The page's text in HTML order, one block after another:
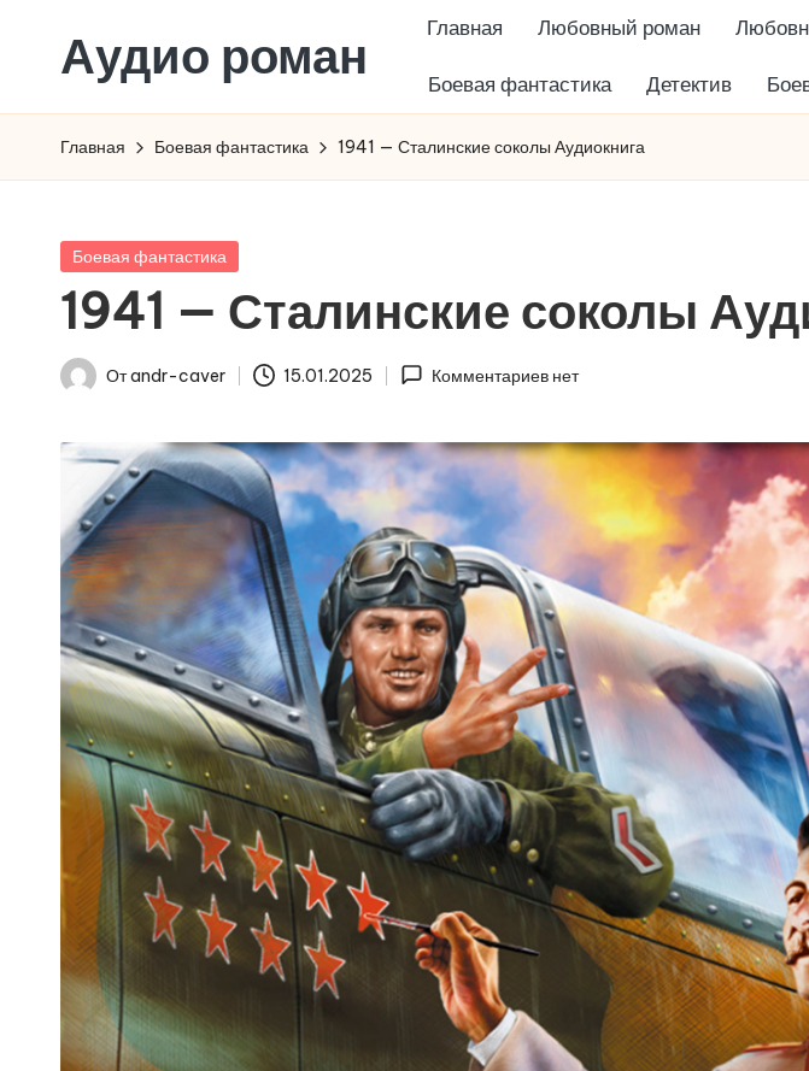
ПерейтиАудио роман Главная Любовный роман
Боевая фантастика Детектив
Главная Боевая фантастика 1941 — Сталинские соколы Аудиокнига
Опубликовано
Боевая фантастика
1941 — Сталинские соколы
Запись
Отandr-caver 15.01.2025 Комментариев нет